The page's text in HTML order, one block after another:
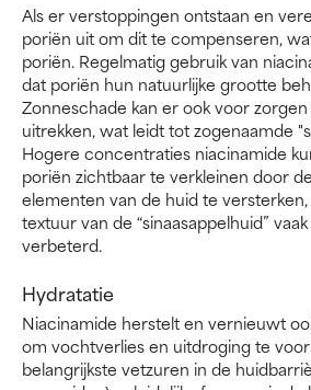
Als er verstoppingen ontstaan en
poriën uit om dit te compenseren,
poriën. Regelmatig gebruik van
dat poriën hun natuurlijke grootte
Zonneschade kan er ook voor
uitrekken, wat leidt tot zogenaamde
Hogere concentraties niacinamide
poriën zichtbaar te verkleinen door
elementen van de huid te
textuur van de “sinaasappelhuid”
verbeterd.
Hydratatie
Niacinamide herstelt en vernieuwt
om vochtverlies en uitdroging te
belangrijkste vetzuren in de